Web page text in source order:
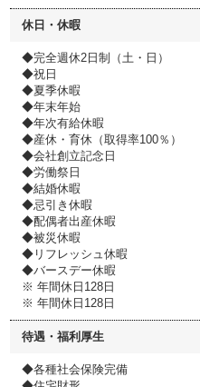
休日・休暇
◆完全週休2日制（土・日）
◆祝日
◆夏季休暇
◆年末年始
◆年次有給休暇
◆産休・育休（取得率100％）
◆会社創立記念日
◆労働祭日
◆結婚休暇
◆忌引き休暇
◆配偶者出産休暇
◆被災休暇
◆リフレッシュ休暇
◆バースデー休暇
※ 年間休日128日
※ 年間休日128日
待遇・福利厚生
◆各種社会保険完備